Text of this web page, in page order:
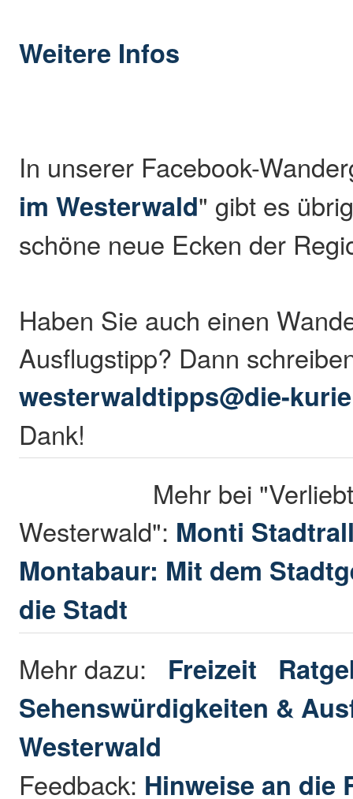
Weitere Infos
In unserer Facebook-
im Westerwald" gibt es
schöne neue Ecken der
Haben Sie auch einen
Ausflugstipp? Dann
westerwaldtipps@die-
Dank!
Mehr bei
Westerwald":
Kinder in Montabaur: Mit
Stadtgespenst durch die
Mehr dazu: Freizeit
Sehenswürdigkeiten &
Westerwald
Feedback: Hinweise an die